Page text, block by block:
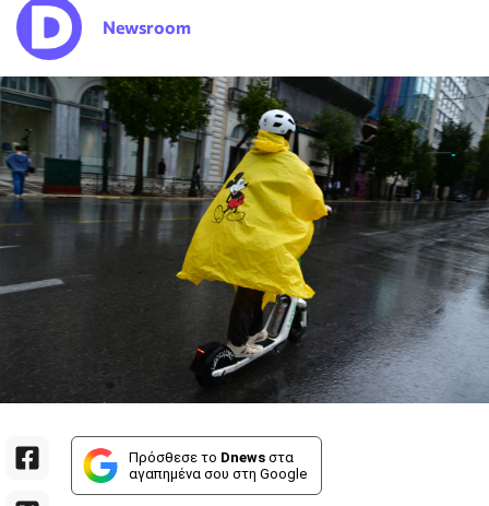
Newsroom
Πρόσθεσε το Dnews στα
αγαπημένα σου στη Google